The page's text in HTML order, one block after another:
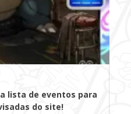
lista de eventos para
do site!